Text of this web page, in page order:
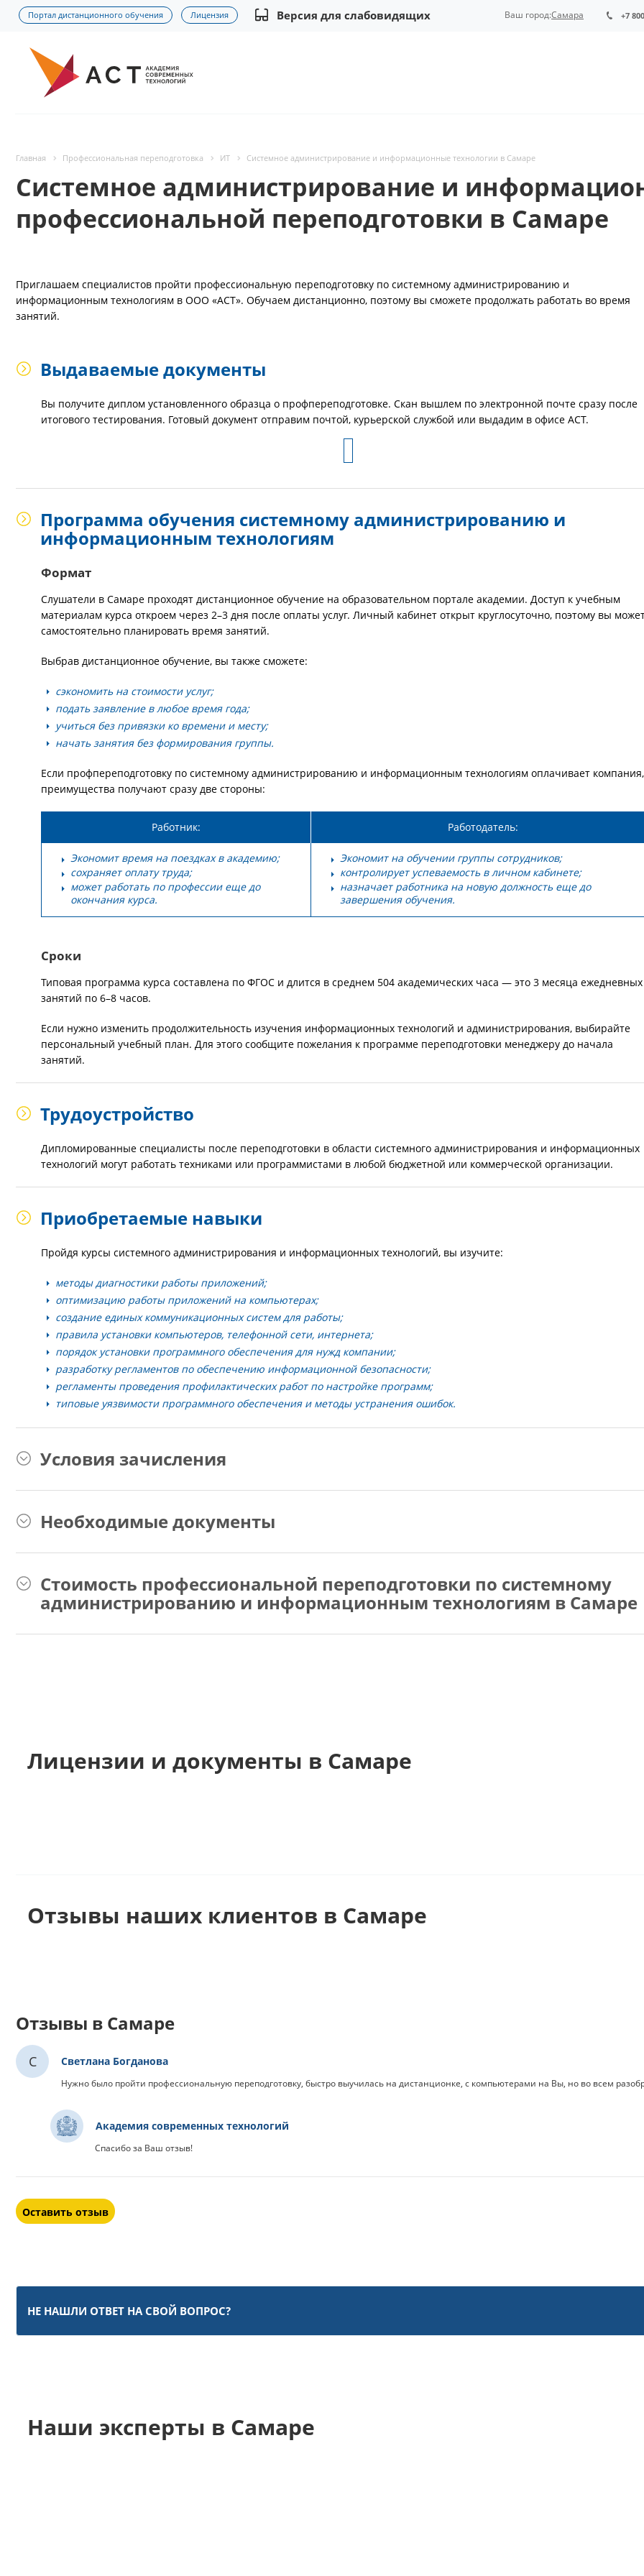
Портал дистанционного обучения Лицензия Версия для слабовидящих +7
Ваш город:Самара
Главная Профессиональная переподготовка ИТ Системное администрирование и информационные технологии в Самаре
Системное администрирование и
профессиональной переподготовки в Самаре
Приглашаем специалистов пройти профессиональную переподготовку по системному администрированию и
информационным технологиям в ООО «АСТ». Обучаем дистанционно, поэтому вы сможете продолжать работать во время
занятий.
Выдаваемые документы
Вы получите диплом установленного образца о профпереподготовке. Скан вышлем по электронной почте сразу после
итогового тестирования. Готовый документ отправим почтой, курьерской службой или выдадим в офисе АСТ.
Программа обучения системному администрированию и
информационным технологиям
Формат
Слушатели в Самаре проходят дистанционное обучение на образовательном портале академии. Доступ к учебным
материалам курса откроем через 2–3 дня после оплаты услуг. Личный кабинет открыт круглосуточно, поэтому вы
самостоятельно планировать время занятий.
Выбрав дистанционное обучение, вы также сможете:
сэкономить на стоимости услуг;
подать заявление в любое время года;
учиться без привязки ко времени и месту;
начать занятия без формирования группы.
Если профпереподготовку по системному администрированию и информационным технологиям оплачивает компания,
преимущества получают сразу две стороны:
Работник: Работодатель:
Экономит время на поездках в академию;
сохраняет оплату труда;
может работать по профессии еще до
окончания курса.
Экономит на обучении группы сотрудников;
контролирует успеваемость в личном кабинете;
назначает работника на новую должность еще до
завершения обучения.
Сроки
Типовая программа курса составлена по ФГОС и длится в среднем 504 академических часа — это 3 месяца ежедневных
занятий по 6–8 часов.
Если нужно изменить продолжительность изучения информационных технологий и администрирования, выбирайте
персональный учебный план. Для этого сообщите пожелания к программе переподготовки менеджеру до начала
занятий.
Трудоустройство
Дипломированные специалисты после переподготовки в области системного администрирования и информационных
технологий могут работать техниками или программистами в любой бюджетной или коммерческой организации.
Приобретаемые навыки
Пройдя курсы системного администрирования и информационных технологий, вы изучите:
методы диагностики работы приложений;
оптимизацию работы приложений на компьютерах;
создание единых коммуникационных систем для работы;
правила установки компьютеров, телефонной сети, интернета;
порядок установки программного обеспечения для нужд компании;
разработку регламентов по обеспечению информационной безопасности;
регламенты проведения профилактических работ по настройке программ;
типовые уязвимости программного обеспечения и методы устранения ошибок.
Условия зачисления
Необходимые документы
Стоимость профессиональной переподготовки по системному
администрированию и информационным технологиям в Самаре
Лицензии и документы в Самаре
Отзывы наших клиентов в Самаре
Отзывы в Самаре
С Светлана Богданова
Нужно было пройти профессиональную переподготовку, быстро выучилась на дистанционке, с компьютерами на Вы, но во всем
Академия современных технологий
Спасибо за Ваш отзыв!
Оставить отзыв
НЕ НАШЛИ ОТВЕТ НА СВОЙ ВОПРОС?
Наши эксперты в Самаре